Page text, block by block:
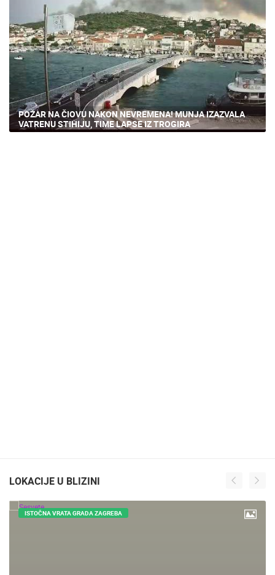
POŽAR NA ČIOVU NAKON NEVREMENA! MUNJA IZAZVALA
VATRENU STIHIJU, TIME LAPSE IZ TROGIRA
LOKACIJE U BLIZINI
ISTOČNA VRATA GRADA ZAGREBA